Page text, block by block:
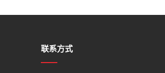
联系方式